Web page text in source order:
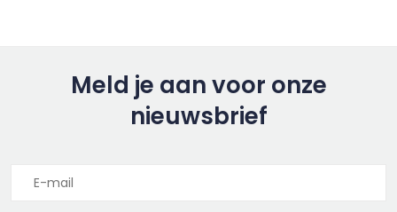
Meld je aan voor onze
nieuwsbrief